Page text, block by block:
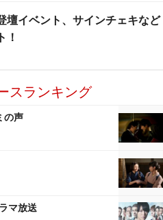
壇イベント、サインチェキなど
！
スランキング
の声
マ放送